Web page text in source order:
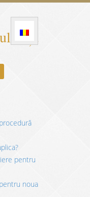
pentru
noua